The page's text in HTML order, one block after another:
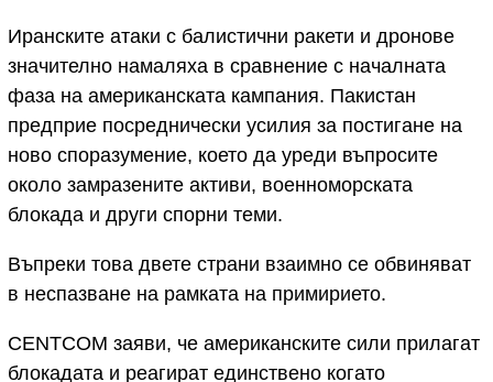
Иранските атаки с балистични ракети и дронове
значително намаляха в сравнение с началната
фаза на американската кампания. Пакистан
предприе посреднически усилия за постигане на
ново споразумение, което да уреди въпросите
около замразените активи, военноморската
блокада и други спорни теми.
Въпреки това двете страни взаимно се обвиняват
в неспазване на рамката на примирието.
CENTCOM заяви, че американските сили прилагат
блокадата и реагират единствено когато